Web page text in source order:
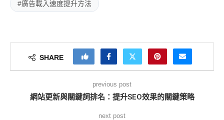
#廣告載入速度提升方法
SHARE
previous post
網站更新與關鍵詞排名：提升SEO效果的關鍵策略
next post